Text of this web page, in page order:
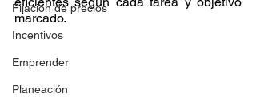
Fijación de precios
Incentivos
Emprender
Planeación
marcado.